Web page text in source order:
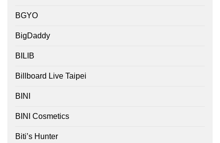
BGYO
BigDaddy
BILIB
Billboard Live Taipei
BINI
BINI Cosmetics
Biti’s Hunter